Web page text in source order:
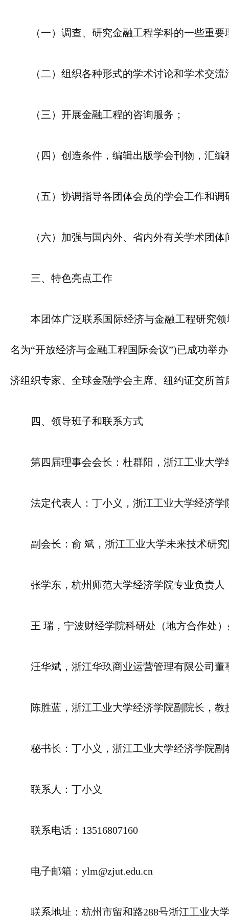
（一）调查、研究金融工程学科的一些重
（二）组织各种形式的学术讨论和学术交流
（三）开展金融工程的咨询服务；
（四）创造条件，编辑出版学会刊物，汇
（五）协调指导各团体会员的学会工作和调
（六）加强与国内外、省内外有关学术团
三、特色亮点工作
本团体广泛联系国际经济与金融工程研究
名为“开放经济与金融工程国际会议”)已成功举
济组织专家、全球金融学会主席、纽约证交所
四、领导班子和联系方式
第四届理事会会长：杜群阳，浙江工业大
法定代表人：丁小义，浙江工业大学经济学
副会长：俞 斌，浙江工业大学未来技术研
张学东，杭州师范大学经济学院专业负责人
王 瑞，宁波财经学院科研处（地方合作处
汪华斌，浙江华玖商业运营管理有限公司董
陈胜蓝，浙江工业大学经济学院副院长，教
秘书长：丁小义，浙江工业大学经济学院副
联系人：丁小义
联系电话：13516807160
电子邮箱：ylm@zjut.edu.cn
联系地址：杭州市留和路288号浙江工业大